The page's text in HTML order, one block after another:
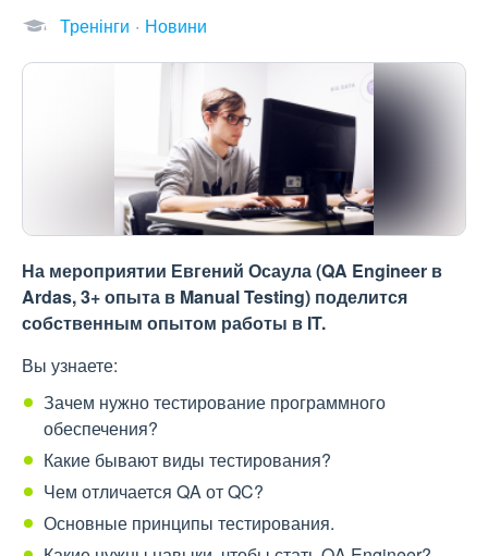
Тренінги
Новини
На мероприятии Евгений Осаула (QA Engineer в
Ardas, 3+ опыта в Manual Testing) поделится
собственным опытом работы в IT.
Вы узнаете:
Зачем нужно тестирование программного
обеспечения?
Какие бывают виды тестирования?
Чем отличается QA от QC?
Основные принципы тестирования.